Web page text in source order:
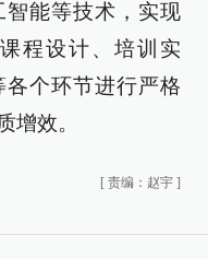
能等技术，实现
程设计、培训实
个环节进行严格
增效。
[ 责编：赵宇 ]